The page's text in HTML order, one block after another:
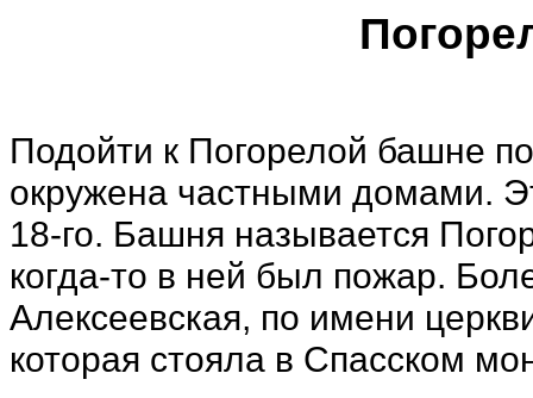
Подойти к Погорелой башне
окружена частными домами.
18-го. Башня называется
когда-то в ней был пожар.
Алексеевская, по имени
которая стояла в Спасском